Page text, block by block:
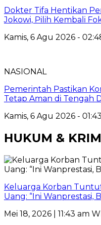
Dokter Tifa Hentikan
Jokowi, Pilih Kembali
Kamis, 6 Agu 2026 -
NASIONAL
Pemerintah Pastikan
Tetap Aman di Tengah
Kamis, 6 Agu 2026 -
HUKUM &
Keluarga Korban
Uang: “Ini Wanprestasi,
Mei 18, 2026 | 11:43 am